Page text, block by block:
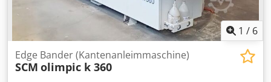
1 / 6
Edge Bander (Kantenanleimmaschine)
SCM olimpic k 360